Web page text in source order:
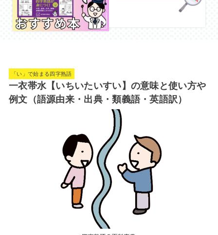
「い」で始まる四字熟語
一衣帯水【いちいたいすい】の意味と使い方や
例文（語源由来・出典・類義語・英語訳）